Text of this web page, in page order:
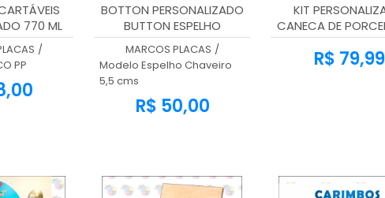
770 ML
/
PP
BOTTON PERSONALIZADO
BUTTON ESPELHO
CHAVEIRO 5,5 CMS
MARCOS PLACAS /
Modelo Espelho Chaveiro
5,5 cms
R$ 50,00
KIT
CANECA DE
CAIXINHA DE
R$ 79,99